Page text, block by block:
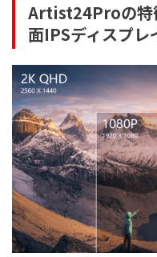
Artist24Proの特
面IPSディスプレ